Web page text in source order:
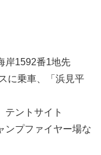
1592番1地先
に乗車、「浜見平
テントサイト
プファイヤー場な